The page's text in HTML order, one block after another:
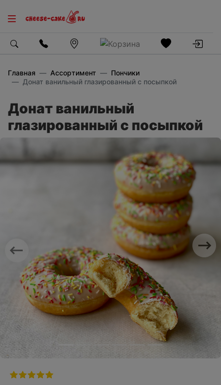
Главная Ассортимент
Пончики
Донат ванильный глазированный с посыпкой
Донат ванильный
глазированный с посыпкой
Previous Next